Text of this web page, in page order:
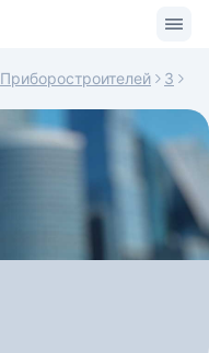
Приборостроителей 3